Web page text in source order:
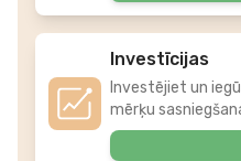
Investīcijas
Investējiet un
mērķu